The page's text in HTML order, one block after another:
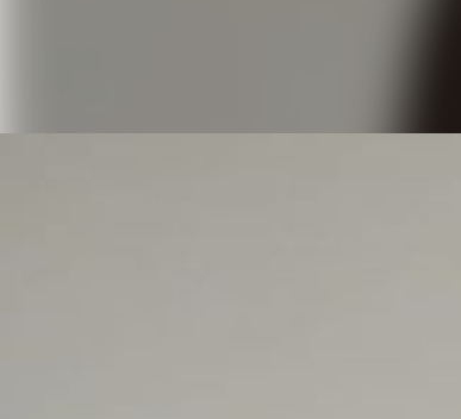
терапевт участковый Виктория
вакцинация может значительно